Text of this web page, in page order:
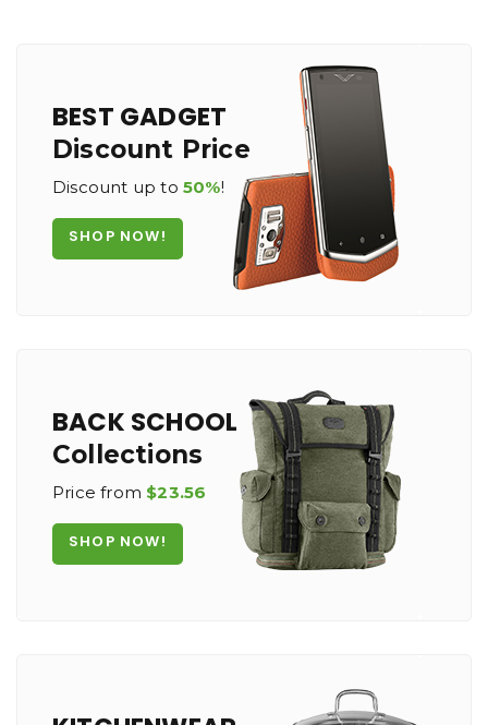
BEST GADGET
Discount Price
Discount up to 50%!
SHOP NOW!
BACK SCHOOL
Collections
Price from $23.56
SHOP NOW!